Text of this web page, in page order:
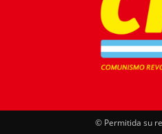
© Permitida su